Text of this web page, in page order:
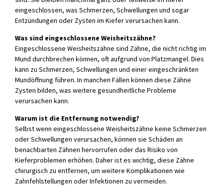
eingeschlossen, was Schmerzen, Schwellungen und sogar
Entzündungen oder Zysten im Kiefer verursachen kann.
Was sind eingeschlossene Weisheitszähne?
Eingeschlossene Weisheitszähne sind Zähne, die nicht richtig im
Mund durchbrechen können, oft aufgrund von Platzmangel. Dies
kann zu Schmerzen, Schwellungen und einer eingeschränkten
Mundöffnung führen. In manchen Fällen können diese Zähne
Zysten bilden, was weitere gesundheitliche Probleme
verursachen kann.
Warum ist die Entfernung notwendig?
Selbst wenn eingeschlossene Weisheitszähne keine Schmerzen
oder Schwellungen verursachen, können sie Schäden an
benachbarten Zähnen hervorrufen oder das Risiko von
Kieferproblemen erhöhen. Daher ist es wichtig, diese Zähne
chirurgisch zu entfernen, um weitere Komplikationen wie
Zahnfehlstellungen oder Infektionen zu vermeiden.